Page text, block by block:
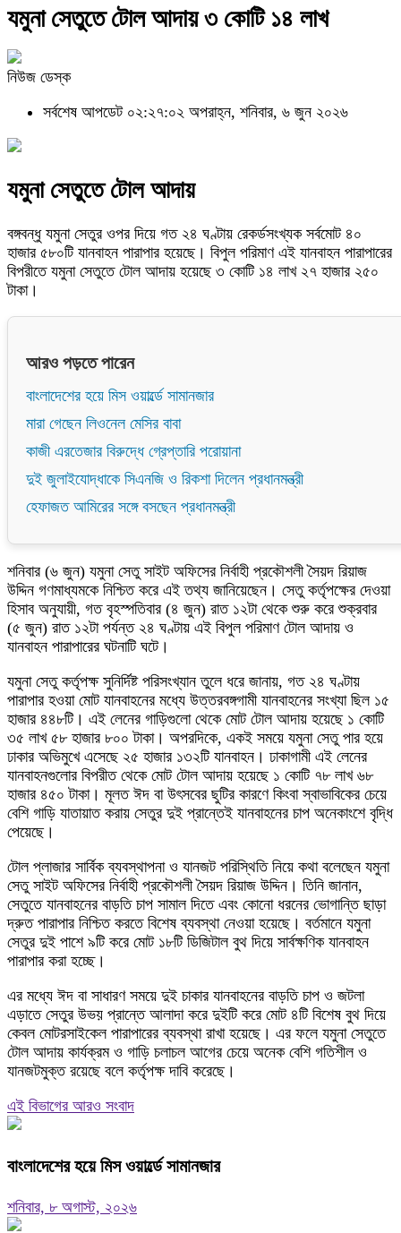
যমুনা সেতুতে টোল আদায় ৩ কোটি ১৪ লাখ
নিউজ ডেস্ক
সর্বশেষ আপডেট ০২:২৭:০২ অপরাহ্ন, শনিবার, ৬ জুন ২০২৬
যমুনা সেতুতে টোল আদায়
বঙ্গবন্ধু যমুনা সেতুর ওপর দিয়ে গত ২৪ ঘণ্টায় রেকর্ডসংখ্যক সর্বমোট ৪০
হাজার ৫৮০টি যানবাহন পারাপার হয়েছে। বিপুল পরিমাণ এই যানবাহন পারাপারের
বিপরীতে যমুনা সেতুতে টোল আদায় হয়েছে ৩ কোটি ১৪ লাখ ২৭ হাজার ২৫০
টাকা।
আরও পড়তে পারেন
বাংলাদেশের হয়ে মিস ওয়ার্ল্ডে সামানজার
মারা গেছেন লিওনেল মেসির বাবা
কাজী এরতেজার বিরুদ্ধে গ্রেপ্তারি পরোয়ানা
দুই জুলাইযোদ্ধাকে সিএনজি ও রিকশা দিলেন প্রধানমন্ত্রী
হেফাজত আমিরের সঙ্গে বসছেন প্রধানমন্ত্রী
শনিবার (৬ জুন) যমুনা সেতু সাইট অফিসের নির্বাহী প্রকৌশলী সৈয়দ রিয়াজ
উদ্দিন গণমাধ্যমকে নিশ্চিত করে এই তথ্য জানিয়েছেন। সেতু কর্তৃপক্ষের দেওয়া
হিসাব অনুযায়ী, গত বৃহস্পতিবার (৪ জুন) রাত ১২টা থেকে শুরু করে শুক্রবার
(৫ জুন) রাত ১২টা পর্যন্ত ২৪ ঘণ্টায় এই বিপুল পরিমাণ টোল আদায় ও
যানবাহন পারাপারের ঘটনাটি ঘটে।
যমুনা সেতু কর্তৃপক্ষ সুনির্দিষ্ট পরিসংখ্যান তুলে ধরে জানায়, গত ২৪ ঘণ্টায়
পারাপার হওয়া মোট যানবাহনের মধ্যে উত্তরবঙ্গগামী যানবাহনের সংখ্যা ছিল ১৫
হাজার ৪৪৮টি। এই লেনের গাড়িগুলো থেকে মোট টোল আদায় হয়েছে ১ কোটি
৩৫ লাখ ৫৮ হাজার ৮০০ টাকা। অপরদিকে, একই সময়ে যমুনা সেতু পার হয়ে
ঢাকার অভিমুখে এসেছে ২৫ হাজার ১৩২টি যানবাহন। ঢাকাগামী এই লেনের
যানবাহনগুলোর বিপরীত থেকে মোট টোল আদায় হয়েছে ১ কোটি ৭৮ লাখ ৬৮
হাজার ৪৫০ টাকা। মূলত ঈদ বা উৎসবের ছুটির কারণে কিংবা স্বাভাবিকের চেয়ে
বেশি গাড়ি যাতায়াত করায় সেতুর দুই প্রান্তেই যানবাহনের চাপ অনেকাংশে বৃদ্ধি
পেয়েছে।
টোল প্লাজার সার্বিক ব্যবস্থাপনা ও যানজট পরিস্থিতি নিয়ে কথা বলেছেন যমুনা
সেতু সাইট অফিসের নির্বাহী প্রকৌশলী সৈয়দ রিয়াজ উদ্দিন। তিনি জানান,
সেতুতে যানবাহনের বাড়তি চাপ সামাল দিতে এবং কোনো ধরনের ভোগান্তি ছাড়া
দ্রুত পারাপার নিশ্চিত করতে বিশেষ ব্যবস্থা নেওয়া হয়েছে। বর্তমানে যমুনা
সেতুর দুই পাশে ৯টি করে মোট ১৮টি ডিজিটাল বুথ দিয়ে সার্বক্ষণিক যানবাহন
পারাপার করা হচ্ছে।
এর মধ্যে ঈদ বা সাধারণ সময়ে দুই চাকার যানবাহনের বাড়তি চাপ ও জটলা
এড়াতে সেতুর উভয় প্রান্তে আলাদা করে দুইটি করে মোট ৪টি বিশেষ বুথ দিয়ে
কেবল মোটরসাইকেল পারাপারের ব্যবস্থা রাখা হয়েছে। এর ফলে যমুনা সেতুতে
টোল আদায় কার্যক্রম ও গাড়ি চলাচল আগের চেয়ে অনেক বেশি গতিশীল ও
যানজটমুক্ত রয়েছে বলে কর্তৃপক্ষ দাবি করেছে।
এই বিভাগের আরও সংবাদ
বাংলাদেশের হয়ে মিস ওয়ার্ল্ডে সামানজার
শনিবার, ৮ অগাস্ট, ২০২৬